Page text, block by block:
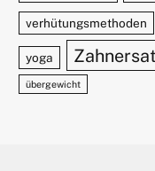
verhütungsmethoden
yoga
übergewicht